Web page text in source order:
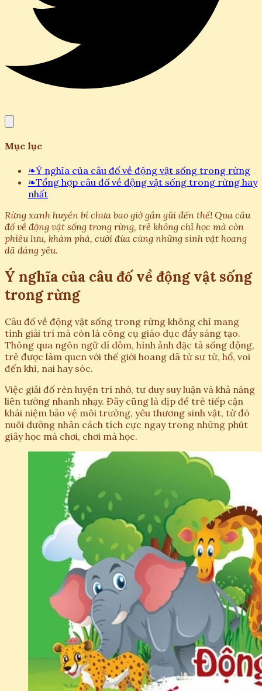
Mục lục
❧Ý nghĩa của câu đố về động vật sống trong rừng
❧Tổng hợp câu đố về động vật sống trong rừng hay
nhất
Rừng xanh huyền bí chưa bao giờ gần gũi đến thế! Qua câu
đố về động vật sống trong rừng, trẻ không chỉ học mà còn
phiêu lưu, khám phá, cười đùa cùng những sinh vật hoang
dã đáng yêu.
Ý nghĩa của câu đố về động vật sống
trong rừng
Câu đố về động vật sống trong rừng không chỉ mang
tính giải trí mà còn là công cụ giáo dục đầy sáng tạo.
Thông qua ngôn ngữ dí dỏm, hình ảnh đặc tả sống động,
trẻ được làm quen với thế giới hoang dã từ sư tử, hổ, voi
đến khỉ, nai hay sóc.
Việc giải đố rèn luyện trí nhớ, tư duy suy luận và khả năng
liên tưởng nhanh nhạy. Đây cũng là dịp để trẻ tiếp cận
khái niệm bảo vệ môi trường, yêu thương sinh vật, từ đó
nuôi dưỡng nhân cách tích cực ngay trong những phút
giây học mà chơi, chơi mà học.